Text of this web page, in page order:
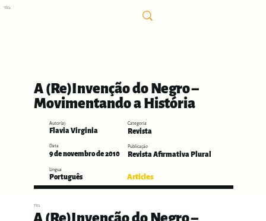
בס"ד
A (Re)Invenção do Negro –
Movimentando a História
Autor(a)
Flavia Virginia
Data
9 de novembro de 2010
Língua
Português
Categoria
Revista
Publicação
Revista Afirmativa Plural
Articles
בס"ד